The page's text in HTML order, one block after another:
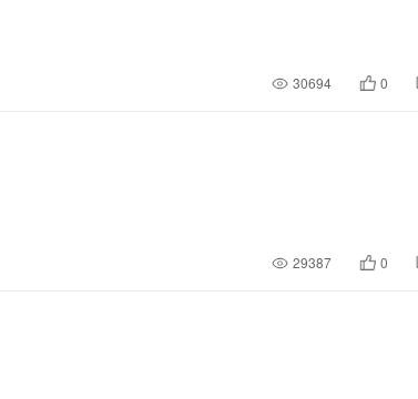
30694 0
29387 0